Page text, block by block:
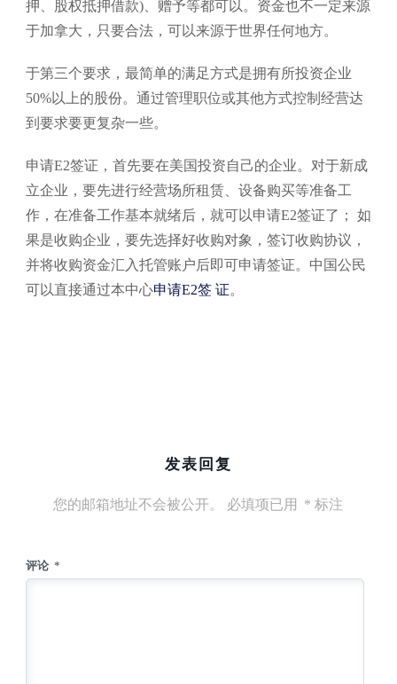
押、股权抵押借款)、赠予等都可以。资金也不一定来源
于加拿大，只要合法，可以来源于世界任何地方。
于第三个要求，最简单的满足方式是拥有所投资企业
50%以上的股份。通过管理职位或其他方式控制经营达
到要求要更复杂一些。
申请E2签证，首先要在美国投资自己的企业。对于新成
立企业，要先进行经营场所租赁、设备购买等准备工
作，在准备工作基本就绪后，就可以申请E2签证了； 如
果是收购企业，要先选择好收购对象，签订收购协议，
并将收购资金汇入托管账户后即可申请签证。中国公民
可以直接通过本中心申请E2签 证。
发表回复
您的邮箱地址不会被公开。 必填项已用 * 标注
评论 *